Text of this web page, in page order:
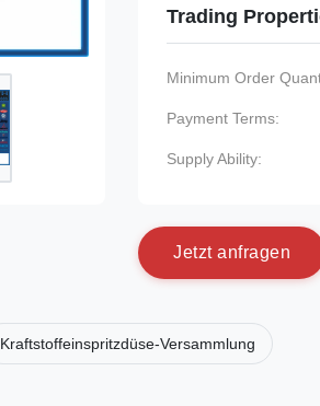
Trading
Minimum Order
Payment Terms:
Supply Ability:
Jetzt anfragen
Kraftstoffeinspritzdüse-Versammlung